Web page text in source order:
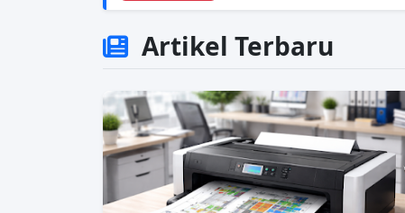
Artikel Terbaru